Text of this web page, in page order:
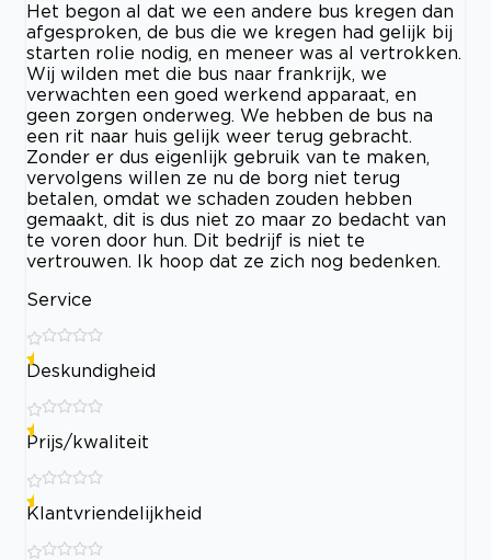
Het begon al dat we een andere bus kregen dan
afgesproken, de bus die we kregen had gelijk bij
starten rolie nodig, en meneer was al vertrokken.
Wij wilden met die bus naar frankrijk, we
verwachten een goed werkend apparaat, en
geen zorgen onderweg. We hebben de bus na
een rit naar huis gelijk weer terug gebracht.
Zonder er dus eigenlijk gebruik van te maken,
vervolgens willen ze nu de borg niet terug
betalen, omdat we schaden zouden hebben
gemaakt, dit is dus niet zo maar zo bedacht van
te voren door hun. Dit bedrijf is niet te
vertrouwen. Ik hoop dat ze zich nog bedenken.
Service
Deskundigheid
Prijs/kwaliteit
Klantvriendelijkheid